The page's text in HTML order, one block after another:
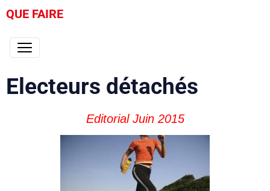
QUE FAIRE
Electeurs détachés
Editorial Juin 2015